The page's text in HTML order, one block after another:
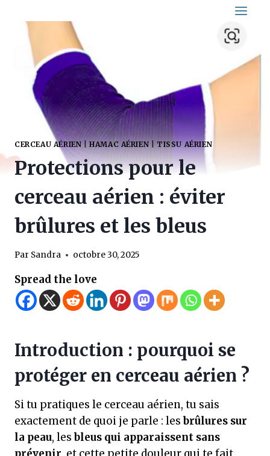
contenu
CERCEAU AÉRIEN|HAMAC AÉRIEN |TISSU AÉRIEN
Protections pour le
cerceau aérien : éviter
brûlures et les bleus
Par Sandra octobre 30, 2025
Spread the love
Introduction : pourquoi se
protéger en cerceau aérien ?
Si tu pratiques le cerceau aérien, tu sais
exactement de quoi je parle : lesbrûlures sur
la peau, lesbleus qui apparaissent sans